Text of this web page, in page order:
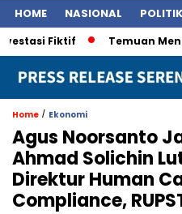
HOME NASIONAL POLITIK
Fiktif Temuan
Home / Ekonomi
Agus Noorsanto
Ahmad Solichin
Direktur Human
Compliance,